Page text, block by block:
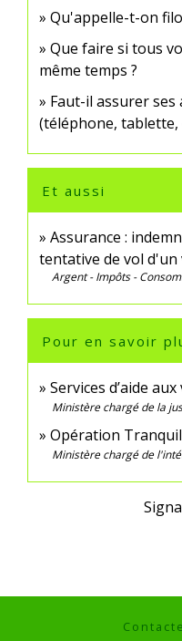
Qu'appelle-t-on
Que faire si tous
même temps ?
Faut-il assurer
(téléphone, tablette,
Et aussi
Assurance :
tentative de vol d'un
Argent - Impôts -
Pour en savoir
Services d’aide
Ministère chargé de la
Opération
Ministère chargé de